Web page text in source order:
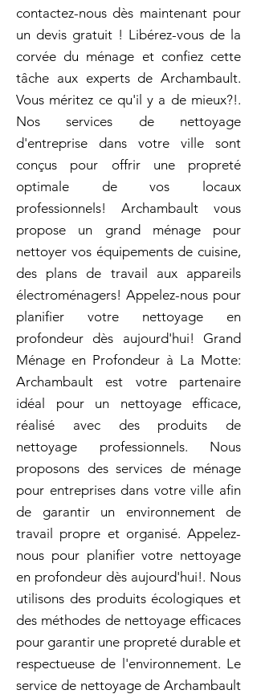
contactez-nous dès maintenant pour
un devis gratuit ! Libérez-vous de la
corvée du ménage et confiez cette
tâche aux experts de Archambault.
Vous méritez ce qu'il y a de mieux?!.
Nos services de nettoyage
d'entreprise dans votre ville sont
conçus pour offrir une propreté
optimale de vos locaux
professionnels! Archambault vous
propose un grand ménage pour
nettoyer vos équipements de cuisine,
des plans de travail aux appareils
électroménagers! Appelez-nous pour
planifier votre nettoyage en
profondeur dès aujourd'hui! Grand
Ménage en Profondeur à La Motte:
Archambault est votre partenaire
idéal pour un nettoyage efficace,
réalisé avec des produits de
nettoyage professionnels. Nous
proposons des services de ménage
pour entreprises dans votre ville afin
de garantir un environnement de
travail propre et organisé. Appelez-
nous pour planifier votre nettoyage
en profondeur dès aujourd'hui!. Nous
utilisons des produits écologiques et
des méthodes de nettoyage efficaces
pour garantir une propreté durable et
respectueuse de l'environnement. Le
service de nettoyage de Archambault